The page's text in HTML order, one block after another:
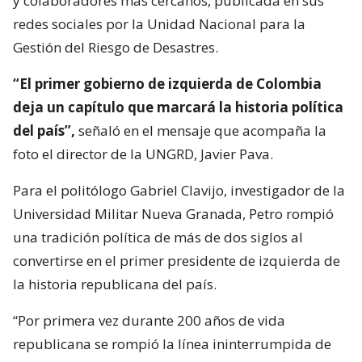
redes sociales por la Unidad Nacional para la
Gestión del Riesgo de Desastres.
“El primer gobierno de izquierda de Colombia
deja un capítulo que marcará la historia política
del país”, señaló en el mensaje que acompaña la
foto el director de la UNGRD, Javier Pava.
Para el politólogo Gabriel Clavijo, investigador de la
Universidad Militar Nueva Granada, Petro rompió
una tradición política de más de dos siglos al
convertirse en el primer presidente de izquierda de
la historia republicana del país.
“Por primera vez durante 200 años de vida
republicana se rompió la línea ininterrumpida de